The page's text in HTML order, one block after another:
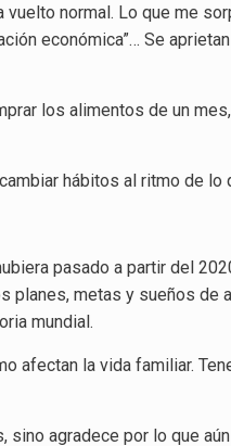
normal. Lo que me
económica”… Se
los alimentos de un
hábitos al ritmo de lo
pasado a partir del
metas y sueños de
mundial.
afectan la vida familiar.
agradece por lo que